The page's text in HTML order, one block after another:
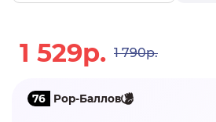
1 529р. 1 790р.
76 Pop-Баллов